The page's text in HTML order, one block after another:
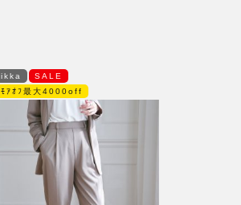
ikka
SALE
ﾓｱｵﾌ最大4000off